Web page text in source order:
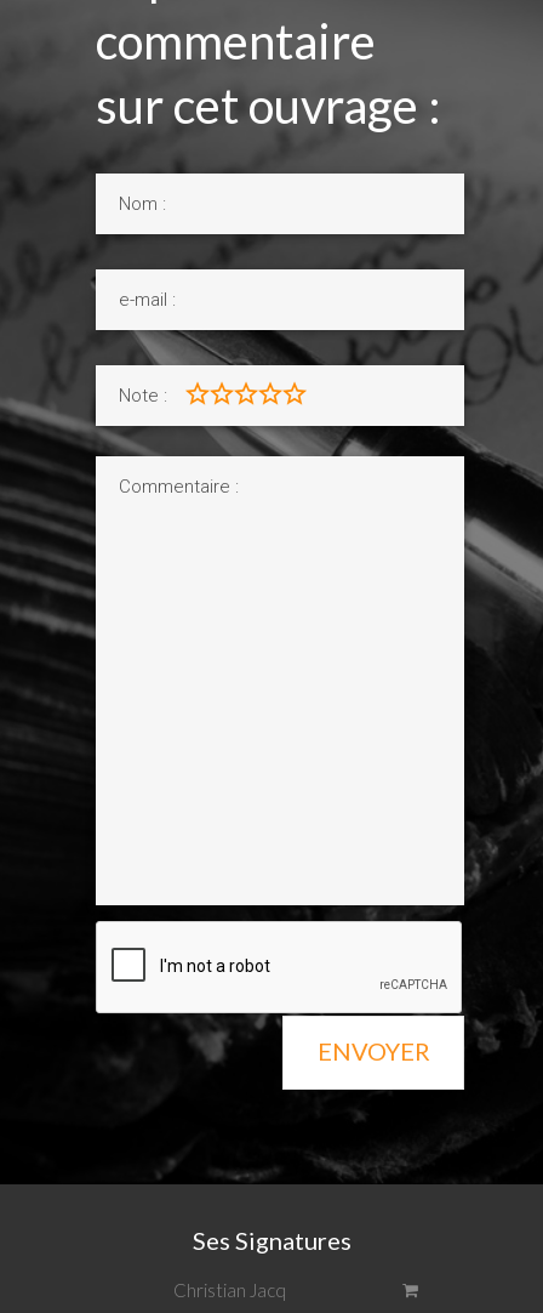
commentaire
sur cet ouvrage :
Note :
ENVOYER
Ses Signatures
Christian Jacq